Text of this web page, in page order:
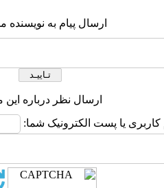
ارسال پیام به نویسنده
ارسال نظر درباره این
کاربری یا پست الکترونیک شما: